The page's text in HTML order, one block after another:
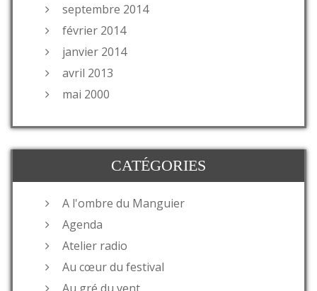
septembre 2014
février 2014
janvier 2014
avril 2013
mai 2000
CATÉGORIES
A l'ombre du Manguier
Agenda
Atelier radio
Au cœur du festival